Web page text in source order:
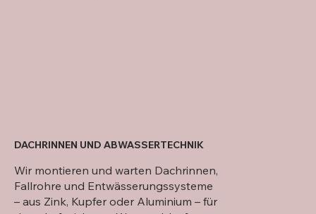
Wir montieren und warten Dachrinnen,
Fallrohre und Entwässerungssysteme
– aus Zink, Kupfer oder Aluminium – für
DACHRINNEN UND ABWASSERTECHNIK